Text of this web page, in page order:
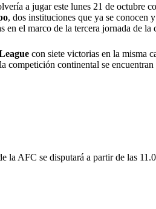
a jugar este lunes 21 de octubre
, dos instituciones que ya se conocen
en el marco de la tercera jornada de la
con siete victorias en la misma
continental se
AFC se disputará a partir de las